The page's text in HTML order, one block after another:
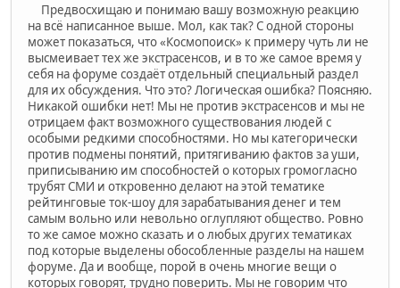
Предвосхищаю и понимаю вашу возможную реакцию
на всё написанное выше. Мол, как так? С одной стороны
может показаться, что «Космопоиск» к примеру чуть ли не
высмеивает тех же экстрасенсов, и в то же самое время у
себя на форуме создаёт отдельный специальный раздел
для их обсуждения. Что это? Логическая ошибка? Поясняю.
Никакой ошибки нет! Мы не против экстрасенсов и мы не
отрицаем факт возможного существования людей с
особыми редкими способностями. Но мы категорически
против подмены понятий, притягиванию фактов за уши,
приписыванию им способностей о которых громогласно
трубят СМИ и откровенно делают на этой тематике
рейтинговые ток-шоу для зарабатывания денег и тем
самым вольно или невольно оглупляют общество. Ровно
то же самое можно сказать и о любых других тематиках
под которые выделены обособленные разделы на нашем
форуме. Да и вообще, порой в очень многие вещи о
которых говорят, трудно поверить. Мы не говорим что